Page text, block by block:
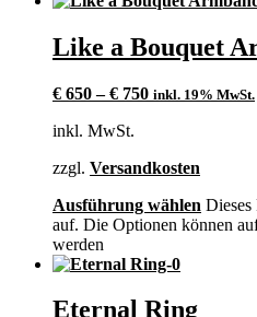
Like a Bouquet
€ 650–€ 750 inkl. 19% MwSt.
inkl. MwSt.
zzgl. Versandkosten
Ausführung wählen Dieses
auf. Die Optionen können
werden
Eternal Ring